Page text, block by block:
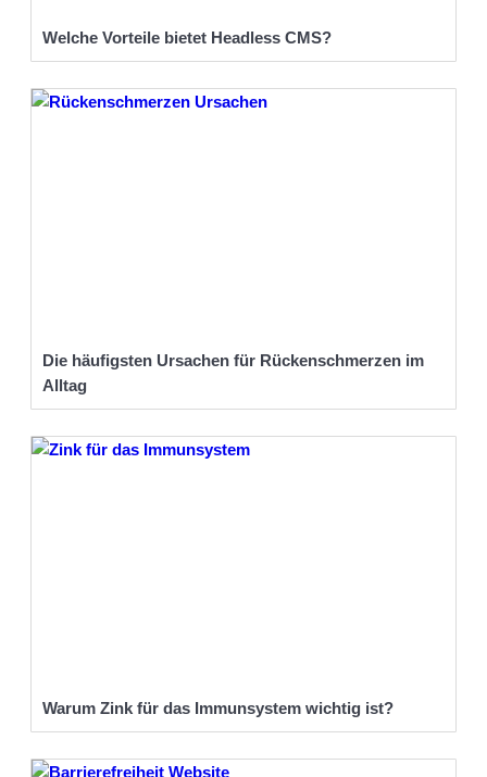
Welche Vorteile bietet Headless CMS?
Die häufigsten Ursachen für Rückenschmerzen im
Alltag
Warum Zink für das Immunsystem wichtig ist?